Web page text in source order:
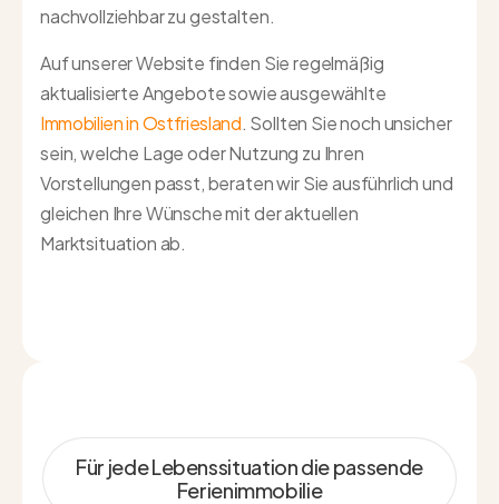
nachvollziehbar zu gestalten.
Auf unserer Website finden Sie regelmäßig
aktualisierte Angebote sowie ausgewählte
Immobilien in Ostfriesland. Sollten Sie noch unsicher
sein, welche Lage oder Nutzung zu Ihren
Vorstellungen passt, beraten wir Sie ausführlich und
gleichen Ihre Wünsche mit der aktuellen
Marktsituation ab.
Für jede Lebenssituation die passende
Ferienimmobilie